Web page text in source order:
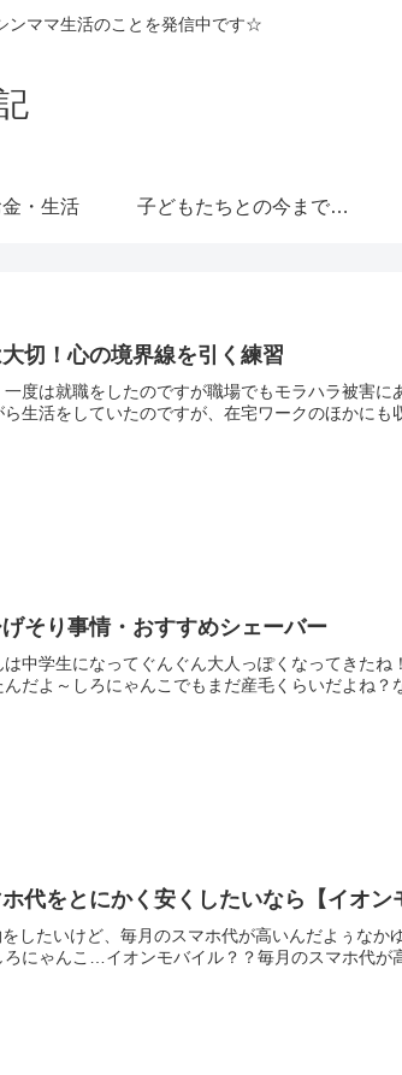
ンママ生活のことを発信中です☆
金・生活 子どもたちとの今までとこれから
切！心の境界線を引く練習
度は就職をしたのですが職場でもモラハラ被害に
生活をしていたのですが、在宅ワークのほかにも
そり事情・おすすめシェーバー
中学生になってぐんぐん大人っぽくなってきたね
だよ～しろにゃんこでもまだ産毛くらいだよね？
代をとにかく安くしたいなら【イオン
したいけど、毎月のスマホ代が高いんだよぅなか
にゃんこ…イオンモバイル？？毎月のスマホ代が